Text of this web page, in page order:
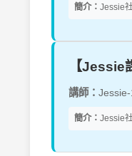
簡介： Jessie
【Jessie
講師：
簡介： Jessie